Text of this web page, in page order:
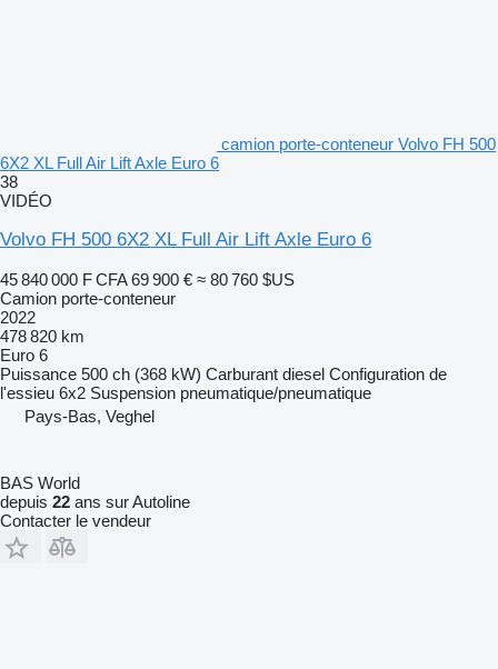
camion porte-conteneur Volvo FH 500
6X2 XL Full Air Lift Axle Euro 6
38
VIDÉO
Volvo FH 500 6X2 XL Full Air Lift Axle Euro 6
45 840 000 F CFA 69 900 € ≈ 80 760 $US
Camion porte-conteneur
2022
478 820 km
Euro 6
Puissance 500 ch (368 kW) Carburant diesel Configuration de
l'essieu 6x2 Suspension pneumatique/pneumatique
Pays-Bas, Veghel
BAS World
depuis 22 ans sur Autoline
Contacter le vendeur